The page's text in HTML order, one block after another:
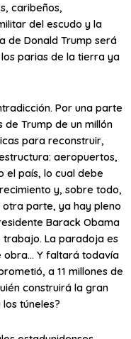
caribeños,
del escudo y la
de Donald Trump será
parias de la tierra ya
Por una parte
de Trump de un millón
para reconstruir,
aeropuertos,
el país, lo cual debe
y, sobre todo,
parte, ya hay pleno
Barack Obama
trabajo. La paradoja es
obra… Y faltará todavía
a 11 millones de
construirá la gran
túneles?